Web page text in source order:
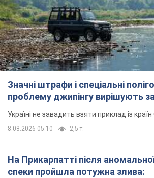
Значні штрафи і спеціальні
проблему джипінгу вирішують
Україні не завадить взяти приклад із
8.08.2026 05:10 2,5 т.
На Прикарпатті після
спеки пройшла потужна злива: